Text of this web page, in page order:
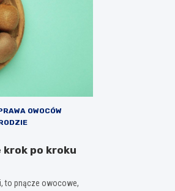
OWOCÓW
krok po kroku
to pnącze owocowe,